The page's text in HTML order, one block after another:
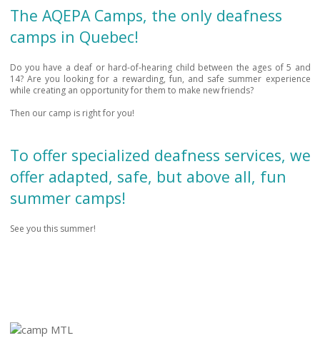
The AQEPA Camps, the only deafness
camps in Quebec!
Do you have a deaf or hard-of-hearing child between the ages of 5 and
14? Are you looking for a rewarding, fun, and safe summer experience
while creating an opportunity for them to make new friends?
Then our camp is right for you!
To offer specialized deafness services, we
offer adapted, safe, but above all, fun
summer camps!
See you this summer!